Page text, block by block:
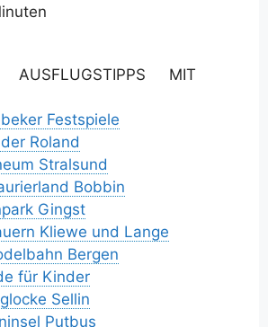
MIT
Festspiele
Roland
Stralsund
Bobbin
Gingst
Kliewe und Lange
Bergen
für Kinder
Sellin
Putbus